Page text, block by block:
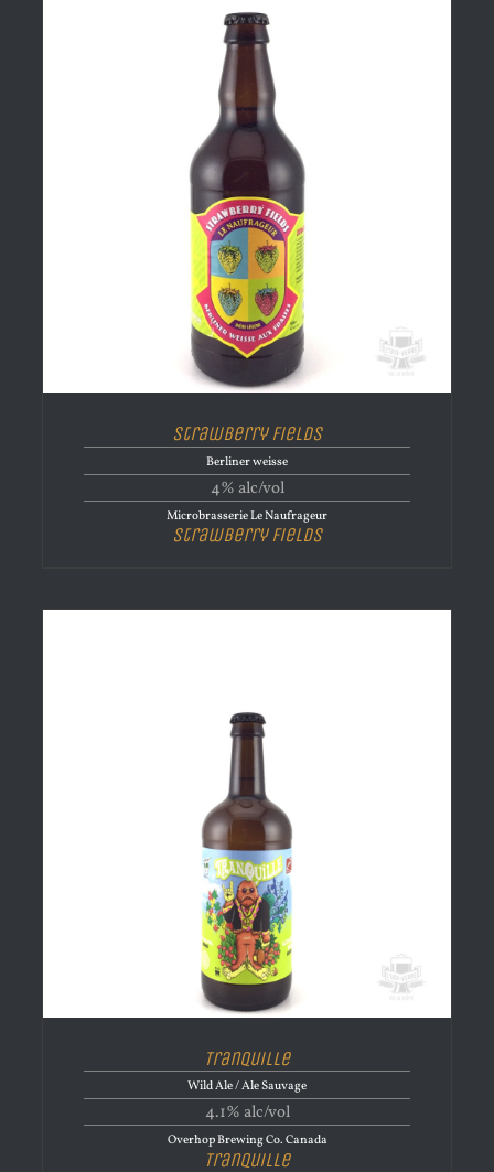
Strawberry Fields
Berliner weisse
4% alc/vol
Microbrasserie Le Naufrageur
Strawberry Fields
Tranquille
Wild Ale / Ale Sauvage
4.1% alc/vol
Overhop Brewing Co. Canada
Tranquille